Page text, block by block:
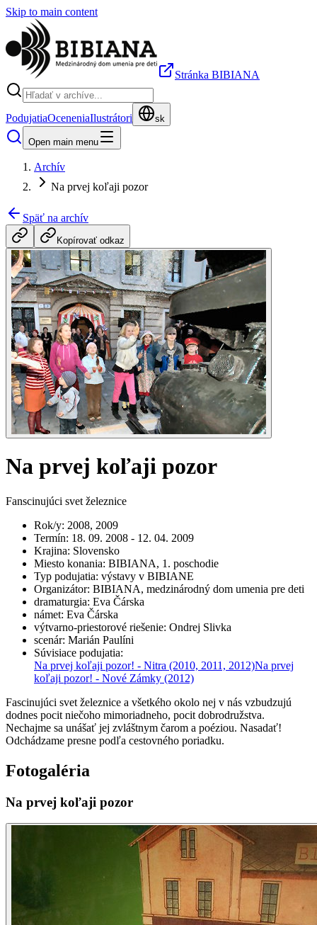
Skip to main content
Stránka BIBIANA
PodujatiaOceneniaIlustrátori sk
Open main menu
Archív
Na prvej koľaji pozor
Späť na archív
Kopírovať odkaz
Na prvej koľaji pozor
Fanscinujúci svet železnice
Rok/y: 2008, 2009
Termín: 18. 09. 2008 - 12. 04. 2009
Krajina: Slovensko
Miesto konania: BIBIANA, 1. poschodie
Typ podujatia: výstavy v BIBIANE
Organizátor: BIBIANA, medzinárodný dom umenia pre deti
dramaturgia: Eva Čárska
námet: Eva Čárska
výtvarno-priestorové riešenie: Ondrej Slivka
scenár: Marián Paulíni
Súvisiace podujatia:
Na prvej koľaji pozor! - Nitra (2010, 2011, 2012)Na prvej
koľaji pozor! - Nové Zámky (2012)
Fascinujúci svet železnice a všetkého okolo nej v nás vzbudzujú
dodnes pocit niečoho mimoriadneho, pocit dobrodružstva.
Nechajme sa unášať jej zvláštnym čarom a poéziou. Nasadať!
Odchádzame presne podľa cestovného poriadku.
Fotogaléria
Na prvej koľaji pozor